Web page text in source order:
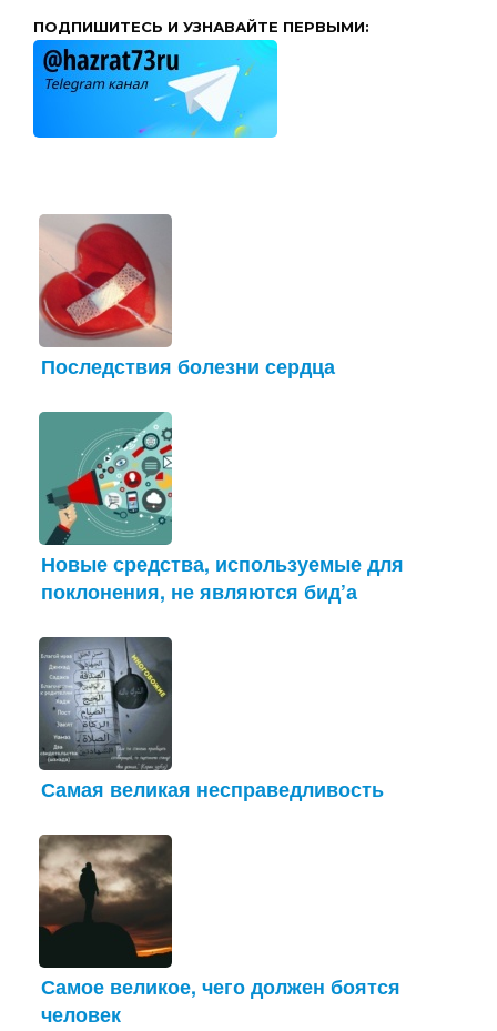
ПОДПИШИТЕСЬ И УЗНАВАЙТЕ ПЕРВЫМИ:
Последствия болезни сердца
Новые средства, используемые для
поклонения, не являются бид’а
Самая великая несправедливость
Самое великое, чего должен боятся
человек